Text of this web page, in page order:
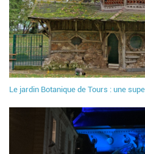
Le jardin Botanique de Tours : une